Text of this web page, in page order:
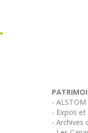
- ALSTOM
- Expos et
- Archives